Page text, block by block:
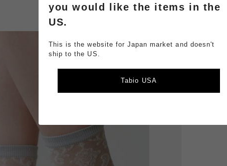
you would like the items in the
US.
This is the website for Japan market and doesn't
ship to the US.
Tabio USA